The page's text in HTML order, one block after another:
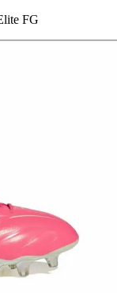
FG